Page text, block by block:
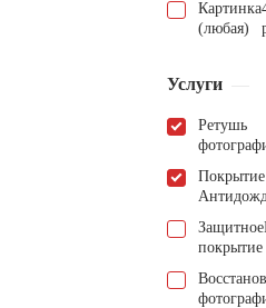
Картинка
(любая)
Услуги
Ретушь
Покрытие
Защитное
покрытие